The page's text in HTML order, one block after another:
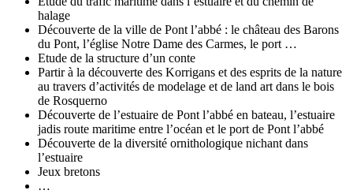
halage
Découverte de la ville de Pont l’abbé : le château des Barons
du Pont, l’église Notre Dame des Carmes, le port …
Etude de la structure d’un conte
Partir à la découverte des Korrigans et des esprits de la nature
au travers d’activités de modelage et de land art dans le bois
de Rosquerno
Découverte de l’estuaire de Pont l’abbé en bateau, l’estuaire
jadis route maritime entre l’océan et le port de Pont l’abbé
Découverte de la diversité ornithologique nichant dans
l’estuaire
Jeux bretons
…